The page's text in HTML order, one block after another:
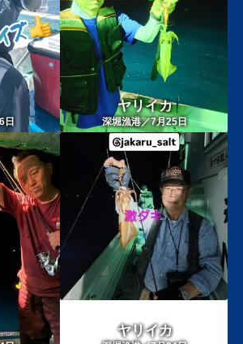
日
ヤリイカ
深堀漁港／7月25日
ヤリイカ